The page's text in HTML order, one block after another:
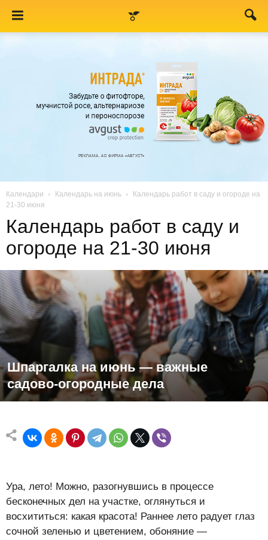
Календари Календарь на июнь
Календарь работ в саду и огороде на
21-30 июня
Календарь работ в саду и
огороде на 21-30 июня
Шпаргалка на июнь — важные
садово-огородные дела
Ура, лето! Можно, разогнувшись в процессе
бесконечных дел на участке, оглянуться и
восхититься: какая красота! Раннее лето радует глаз
сочной зеленью и цветением, обоняние —